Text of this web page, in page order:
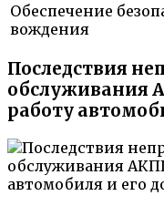
Обеспечение
вождения
Последствия
обслуживания
работу